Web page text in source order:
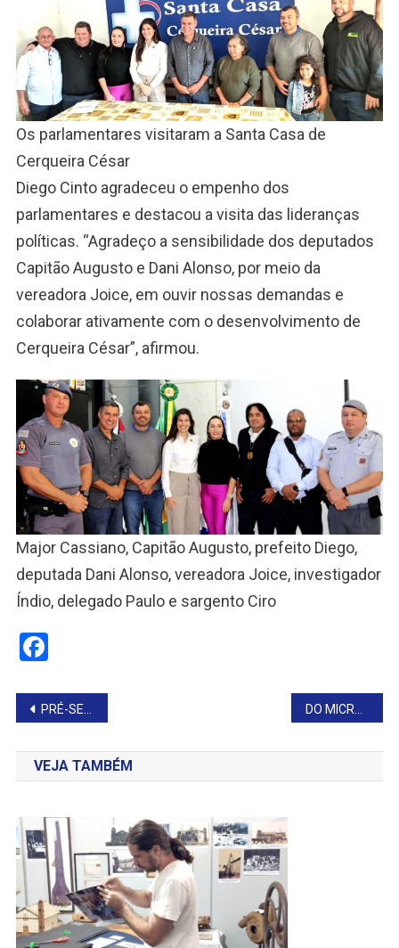
Os parlamentares visitaram a Santa Casa de
Cerqueira César
Diego Cinto agradeceu o empenho dos
parlamentares e destacou a visita das lideranças
políticas. “Agradeço a sensibilidade dos deputados
Capitão Augusto e Dani Alonso, por meio da
vereadora Joice, em ouvir nossas demandas e
colaborar ativamente com o desenvolvimento de
Cerqueira César”, afirmou.
Major Cassiano, Capitão Augusto, prefeito Diego,
deputada Dani Alonso, vereadora Joice, investigador
Índio, delegado Paulo e sargento Ciro
Facebook
Navegação
de
Post
PRÉ-SELEÇÃO DA RAINHA DA FESTA DE TAGUAÍ
VEJA TAMBÉM